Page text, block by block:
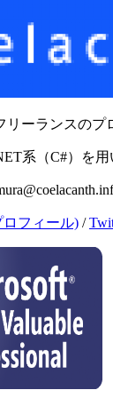
ーランスのプ
系（C#）を用
ロフィール) /